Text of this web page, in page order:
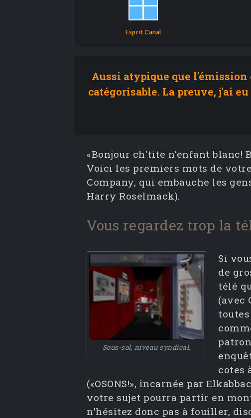
Esprit Canal
Aussi atypique que
catégorisable. La preuve, j'ai
«Bonjour ch'tite n'enfant blanc!
Voici les premiers mots de
Company, qui embauche les
Harry Roselmack).
Vous regardez trop la
Sous-sol, niveau syndical.
Si
de
télé
(avec
cotes
(«OSONS!», incarnée par
votre sujet pourra partir en
n'hésitez donc pas à fouiller,